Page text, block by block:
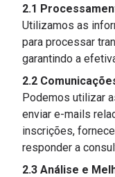
2.1
Utilizamos as
para processar
garantindo a
2.2
Podemos utilizar
enviar e-mails
inscrições,
responder a
2.3 Análise e